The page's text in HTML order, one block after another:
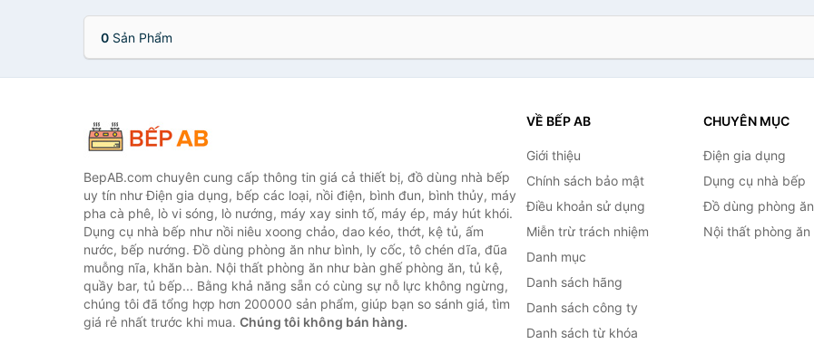
0 Sản Phẩm
BepAB.com chuyên cung cấp thông tin giá cả thiết bị, đồ dùng nhà bếp
uy tín như Điện gia dụng, bếp các loại, nồi điện, bình đun, bình thủy, máy
pha cà phê, lò vi sóng, lò nướng, máy xay sinh tố, máy ép, máy hút khói.
Dụng cụ nhà bếp như nồi niêu xoong chảo, dao kéo, thớt, kệ tủ, ấm
nước, bếp nướng. Đồ dùng phòng ăn như bình, ly cốc, tô chén dĩa, đũa
muỗng nĩa, khăn bàn. Nội thất phòng ăn như bàn ghế phòng ăn, tủ kệ,
quầy bar, tủ bếp... Bằng khả năng sẵn có cùng sự nỗ lực không ngừng,
chúng tôi đã tổng hợp hơn 200000 sản phẩm, giúp bạn so sánh giá, tìm
giá rẻ nhất trước khi mua. Chúng tôi không bán hàng.
VỀ BẾP AB
Giới thiệu
Chính sách bảo mật
Điều khoản sử dụng
Miễn trừ trách nhiệm
Danh mục
Danh sách hãng
Danh sách công ty
Danh sách từ khóa
CHUYÊN MỤC
Điện gia dụng
Dụng cụ nhà bếp
Đồ dùng phòng ăn
Nội thất phòng ăn